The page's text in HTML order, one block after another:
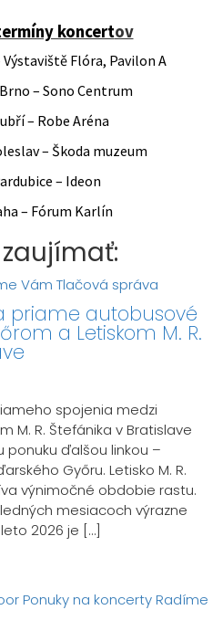
koncertov
Výstaviště Flóra, Pavilon A
Brno – Sono Centrum
– Robe Aréna
– Škoda muzeum
– Ideon
– Fórum Karlín
Vám Tlačová správa
priame autobusové
a Letiskom M. R.
spojenia medzi
M. R. Štefánika v Bratislave
ponuku ďalšou linkou –
Győru. Letisko M. R.
výnimočné obdobie rastu.
mesiacoch výrazne
2026 je […]
Ponuky na koncertyRadíme